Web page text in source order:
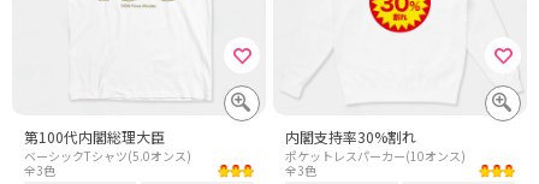
第100代内閣総理大臣
ベーシックTシャツ(5.0オンス)
全3色
内閣支持率30%割れ
ポケットレスパーカー(10オンス)
全3色